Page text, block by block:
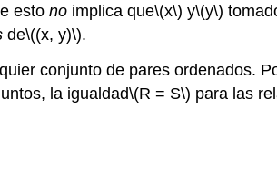
esto no implica que\(x\) y\(y\)
de\((x, y)\).
conjunto de pares ordenados.
la igualdad\(R = S\) para las